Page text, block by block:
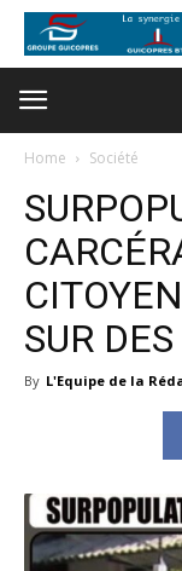
Home Société
SUR
By L'Equipe de la